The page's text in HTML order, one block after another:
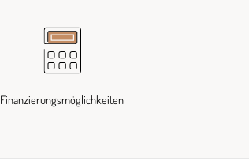
Finanzierungsmöglichkeiten